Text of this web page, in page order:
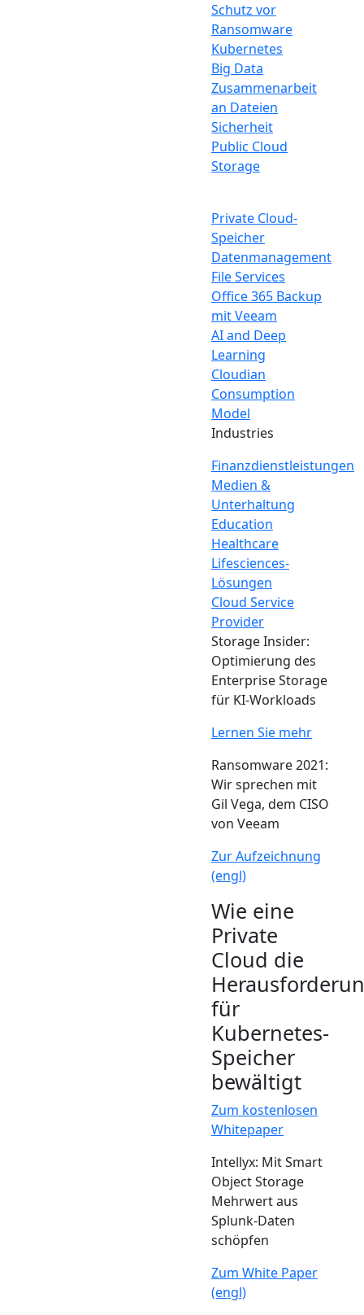
Schutz vor
Ransomware
Kubernetes
Big Data
Zusammenarbeit
an Dateien
Sicherheit
Public Cloud
Storage
Private Cloud-
Speicher
Datenmanagement
File Services
Office 365 Backup
mit Veeam
AI and Deep
Learning
Cloudian
Consumption
Model
Industries
Finanzdienstleistungen
Medien &
Unterhaltung
Education
Healthcare
Lifesciences-
Lösungen
Cloud Service
Provider
Storage Insider:
Optimierung des
Enterprise Storage
für KI-Workloads
Lernen Sie mehr
Ransomware 2021:
Wir sprechen mit
Gil Vega, dem CISO
von Veeam
Zur Aufzeichnung
(engl)
Wie eine
Private
Cloud die
für
Kubernetes-
Speicher
bewältigt
Zum kostenlosen
Whitepaper
Intellyx: Mit Smart
Object Storage
Mehrwert aus
Splunk-Daten
schöpfen
Zum White Paper
(engl)